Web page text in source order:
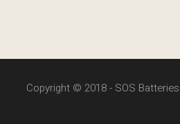
Copyright © 2018 - SOS